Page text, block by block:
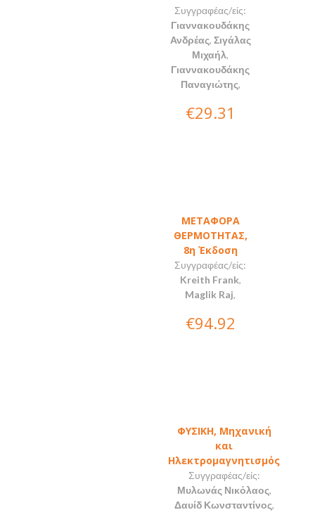
Συγγραφέας/είς:
Γιαννακουδάκης
Ανδρέας, Σιγάλας
Μιχαήλ,
Γιαννακουδάκης
Παναγιώτης,
€29.31
ΜΕΤΑΦΟΡΑ
ΘΕΡΜΟΤΗΤΑΣ,
8η Έκδοση
Συγγραφέας/είς:
Kreith Frank,
Maglik Raj,
€94.92
ΦΥΣΙΚΗ, Μηχανική
και
Ηλεκτρομαγνητισμός
Συγγραφέας/είς:
Μυλωνάς Νικόλαος,
Δαυίδ Κωνσταντίνος,